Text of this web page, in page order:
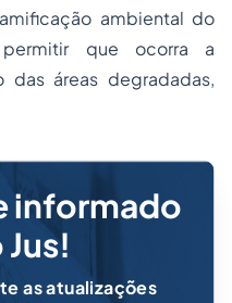
ambiental do
que ocorra a
das áreas degradadas,
informado
as atualizações